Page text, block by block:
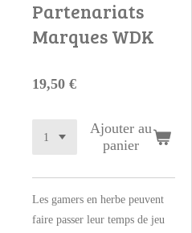
Partenariats
Marques WDK
19,50 €
Ajouter au
panier
Les gamers en herbe peuvent
faire passer leur temps de jeu